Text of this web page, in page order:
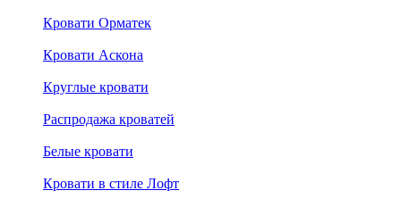
Кровати Орматек
Кровати Аскона
Круглые кровати
Распродажа кроватей
Белые кровати
Кровати в стиле Лофт